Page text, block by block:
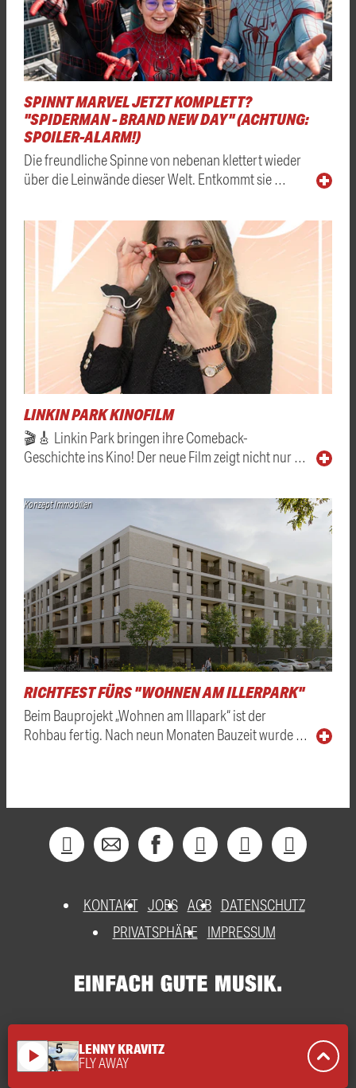
SPINNT MARVEL JETZT KOMPLETT?
"SPIDERMAN - BRAND NEW DAY" (ACHTUNG:
SPOILER-ALARM!)
Die freundliche Spinne von nebenan klettert wieder
über die Leinwände dieser Welt. Entkommt sie …
LINKIN PARK KINOFILM
🎬🎸 Linkin Park bringen ihre Comeback-
Geschichte ins Kino! Der neue Film zeigt nicht nur …
Konzept Immobilien
RICHTFEST FÜRS "WOHNEN AM ILLERPARK"
Beim Bauprojekt „Wohnen am Illapark“ ist der
Rohbau fertig. Nach neun Monaten Bauzeit wurde …
KONTAKT JOBS AGB DATENSCHUTZ
PRIVATSPHÄRE
IMPRESSUM
play_arrow LENNY KRAVITZ
FLY AWAY